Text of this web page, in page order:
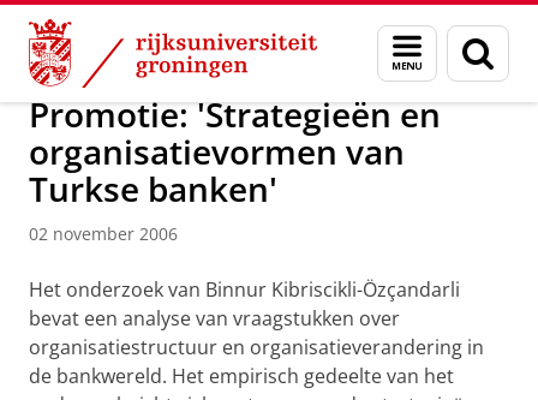
Skip
Content
Skip
Navigation
Menu
en
zoeken
Over ons Actueel Nieuws Nieuwsberichten
Promotie: 'Strategieën en
organisatievormen van
Turkse banken'
02 november 2006
Het onderzoek van Binnur Kibriscikli-Özçandarli
bevat een analyse van vraagstukken over
organisatiestructuur en organisatieverandering in
de bankwereld. Het empirisch gedeelte van het